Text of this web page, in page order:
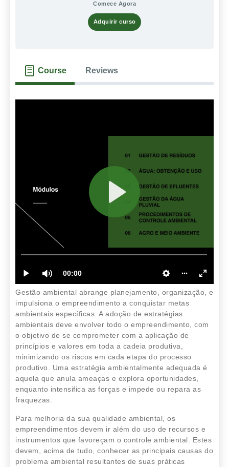
Comece Agora
Adquirir curso
Course Reviews
Gestão ambiental abrange planejamento, organização, e
impulsiona o empreendimento a conquistar metas
ambientais específicas. A adoção de estratégias
ambientais deve envolver todo o empreendimento, com
o objetivo de se comprometer com a aplicação de
princípios e valores em toda a cadeia produtiva,
minimizando os riscos em cada etapa do processo
produtivo. Uma estratégia ambientalmente adequada é
aquela que anula ameaças e explora oportunidades,
enquanto intensifica as forças e impede ou repara as
fraquezas.
Para melhoria da sua qualidade ambiental, os
empreendimentos devem ir além do uso de recursos e
instrumentos que favoreçam o controle ambiental. Estes
devem, acima de tudo, conhecer as principais causas do
problema ambiental resultantes de suas práticas